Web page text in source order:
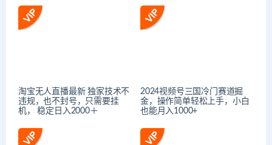
淘宝无人直播最新 独家技术不
违规，也不封号，只需要挂
机， 稳定日入2000＋
2024视频号三国冷门赛道掘
金，操作简单轻松上手，小白
也能月入1000+